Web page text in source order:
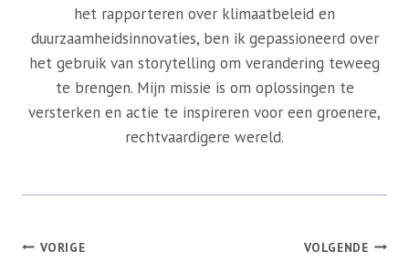
het rapporteren over klimaatbeleid en
duurzaamheidsinnovaties, ben ik gepassioneerd over
het gebruik van storytelling om verandering teweeg
te brengen. Mijn missie is om oplossingen te
versterken en actie te inspireren voor een groenere,
rechtvaardigere wereld.
Bericht
VORIGE VOLGENDE